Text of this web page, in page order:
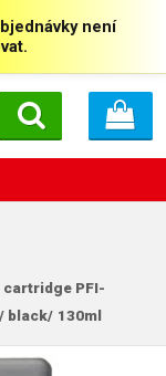
není
cartridge PFI-
black/ 130ml